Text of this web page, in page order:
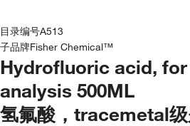
目录编号A513
子品牌Fisher Chemical™
Hydrofluoric acid,
analysis 500ML
氢氟酸，tracemetal